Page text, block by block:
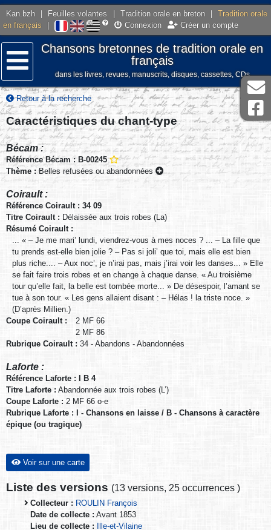
Kan.bzh Feuilles volantes Tradition orale en breton
Tradition orale
en français
Connexion Créer un compte
Menu
Chansons bretonnes de tradition orale en
français
dans les livres, revues, manuscrits, disques, cassettes, CDs
Retour à la recherche
Caractéristiques du chant-type
Bécam :
Référence Bécam : B-00245
Thème : Belles refusées ou abandonnées
Coirault :
Référence Coirault : 34 09
Titre Coirault : Délaissée aux trois robes (La)
Résumé Coirault :
... « – Je me mari’ lundi, viendrez-vous à mes noces ? ... – La fille que
tu prends est-elle bien jolie ? – Pas si joli’ que toi, mais elle est bien
plus riche.... – Aux noc’, je n’irai pas, mais j’irai voir les danses... » Elle
se fait faire trois robes et en change à chaque danse. « Au troisième
tour qu’elle fait, la belle est tombée morte... » De désespoir, l’amant se
tue à son tour. « Les gens allaient disant : – Hélas ! la triste noce. »
(D’après Millien.)
Coupe Coirault :
2 MF 66
2 MF 86
Rubrique Coirault : 34 - Abandons - Abandonnées
Laforte :
Référence Laforte : I B 4
Titre Laforte : Abandonnée aux trois robes (L’)
Coupe Laforte : 2 MF 66 o-e
Rubrique Laforte : I - Chansons en laisse / B - Chansons à caractère
épique (ou tragique)
Voir sur une carte
Liste des versions (13 versions, 25 occurrences )
Collecteur : ROULIN François
Date de collecte : Avant 1853
Lieu de collecte :
Ille-et-Vilaine